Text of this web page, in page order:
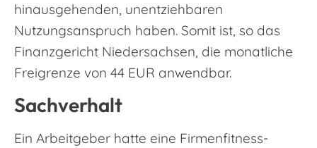
hinausgehenden, unentziehbaren
Nutzungsanspruch haben. Somit ist, so das
Finanzgericht Niedersachsen, die monatliche
Freigrenze von 44 EUR anwendbar.
Sachverhalt
Ein Arbeitgeber hatte eine Firmenfitness-